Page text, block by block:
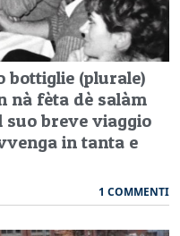
bottiglie (plurale)
nà fèta dè salàm
suo breve viaggio
in tanta e
1 COMMENTI